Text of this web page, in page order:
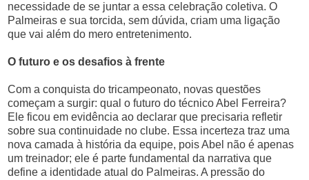
necessidade de se juntar a essa celebração coletiva. O
Palmeiras e sua torcida, sem dúvida, criam uma ligação
que vai além do mero entretenimento.
O futuro e os desafios à frente
Com a conquista do tricampeonato, novas questões
começam a surgir: qual o futuro do técnico Abel Ferreira?
Ele ficou em evidência ao declarar que precisaria refletir
sobre sua continuidade no clube. Essa incerteza traz uma
nova camada à história da equipe, pois Abel não é apenas
um treinador; ele é parte fundamental da narrativa que
define a identidade atual do Palmeiras. A pressão do